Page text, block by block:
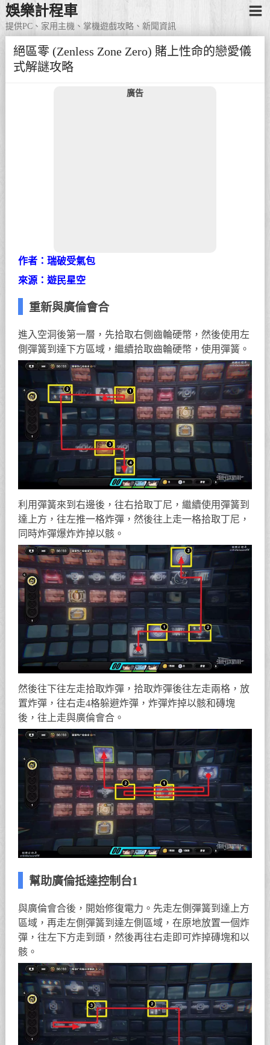
娛樂計程車
提供PC、家用主機、掌機遊戲攻略、新聞資訊
絕區零 (Zenless Zone Zero) 賭上性命的戀愛儀
式解謎攻略
廣告
作者：瑞破受氣包
來源：遊民星空
重新與廣倫會合
進入空洞後第一層，先拾取右側齒輪硬幣，然後使用左
側彈簧到達下方區域，繼續拾取齒輪硬幣，使用彈簧。
利用彈簧來到右邊後，往右拾取丁尼，繼續使用彈簧到
達上方，往左推一格炸彈，然後往上走一格拾取丁尼，
同時炸彈爆炸炸掉以骸。
然後往下往左走拾取炸彈，拾取炸彈後往左走兩格，放
置炸彈，往右走4格躲避炸彈，炸彈炸掉以骸和磚塊
後，往上走與廣倫會合。
幫助廣倫抵達控制台1
與廣倫會合後，開始修復電力。先走左側彈簧到達上方
區域，再走左側彈簧到達左側區域，在原地放置一個炸
彈，往左下方走到頭，然後再往右走即可炸掉磚塊和以
骸。